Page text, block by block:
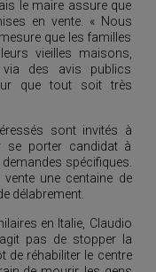
le maire assure que
en vente. « Nous
que les familles
vieilles maisons,
des avis publics
que tout soit très
sont invités à
se porter candidat à
spécifiques.
une centaine de
délabrement.
en Italie, Claudio
pas de stopper la
de réhabiliter le centre